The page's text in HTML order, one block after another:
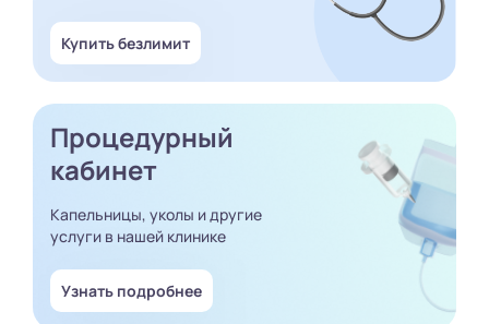
Купить безлимит
Процедурный
кабинет
Капельницы, уколы и другие
услуги в нашей клинике
Узнать подробнее